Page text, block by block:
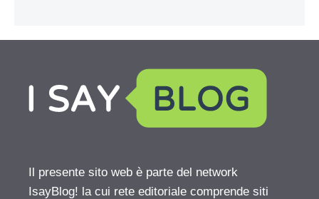
Il presente sito web è parte del network
IsayBlog! la cui rete editoriale comprende siti